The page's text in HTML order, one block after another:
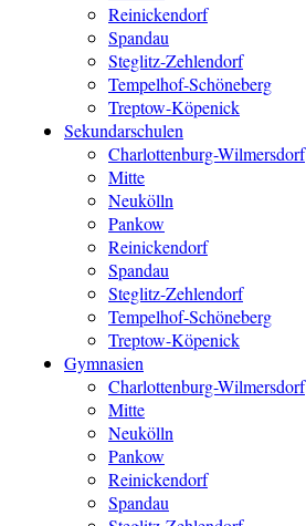
Reinickendorf
Spandau
Steglitz-Zehlendorf
Tempelhof-Schöneberg
Treptow-Köpenick
Sekundarschulen
Charlottenburg-Wilmersdorf
Mitte
Neukölln
Pankow
Reinickendorf
Spandau
Steglitz-Zehlendorf
Tempelhof-Schöneberg
Treptow-Köpenick
Gymnasien
Charlottenburg-Wilmersdorf
Mitte
Neukölln
Pankow
Reinickendorf
Spandau